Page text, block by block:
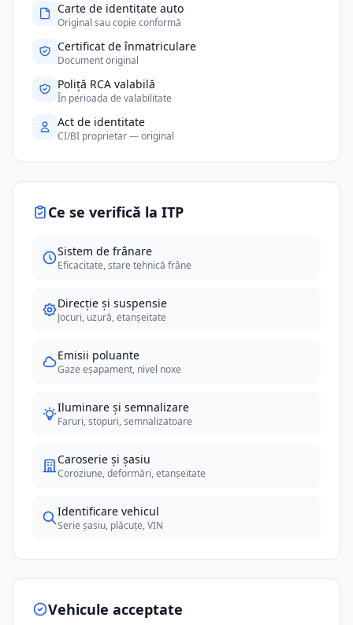
Carte de identitate auto
Original sau copie conformă
Certificat de înmatriculare
Document original
Poliță RCA valabilă
În perioada de valabilitate
Act de identitate
CI/BI proprietar — original
Ce se verifică la ITP
Sistem de frânare
Eficacitate, stare tehnică frâne
Direcție și suspensie
Jocuri, uzură, etanșeitate
Emisii poluante
Gaze eșapament, nivel noxe
Iluminare și semnalizare
Faruri, stopuri, semnalizatoare
Caroserie și șasiu
Coroziune, deformări, etanșeitate
Identificare vehicul
Serie șasiu, plăcuțe, VIN
Vehicule acceptate